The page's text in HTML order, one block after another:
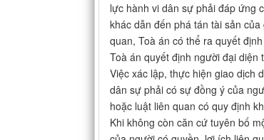
lực hành vi dân sự phải đáp ứng
khác dẫn đến phá tán tài sản
quan, Toà án có thể ra quyết
Toà án quyết định người đại
Việc xác lập, thực hiện giao dịch
dân sự phải có sự đồng ý của
hoặc luật liên quan có quy định
Khi không còn căn cứ tuyên bố